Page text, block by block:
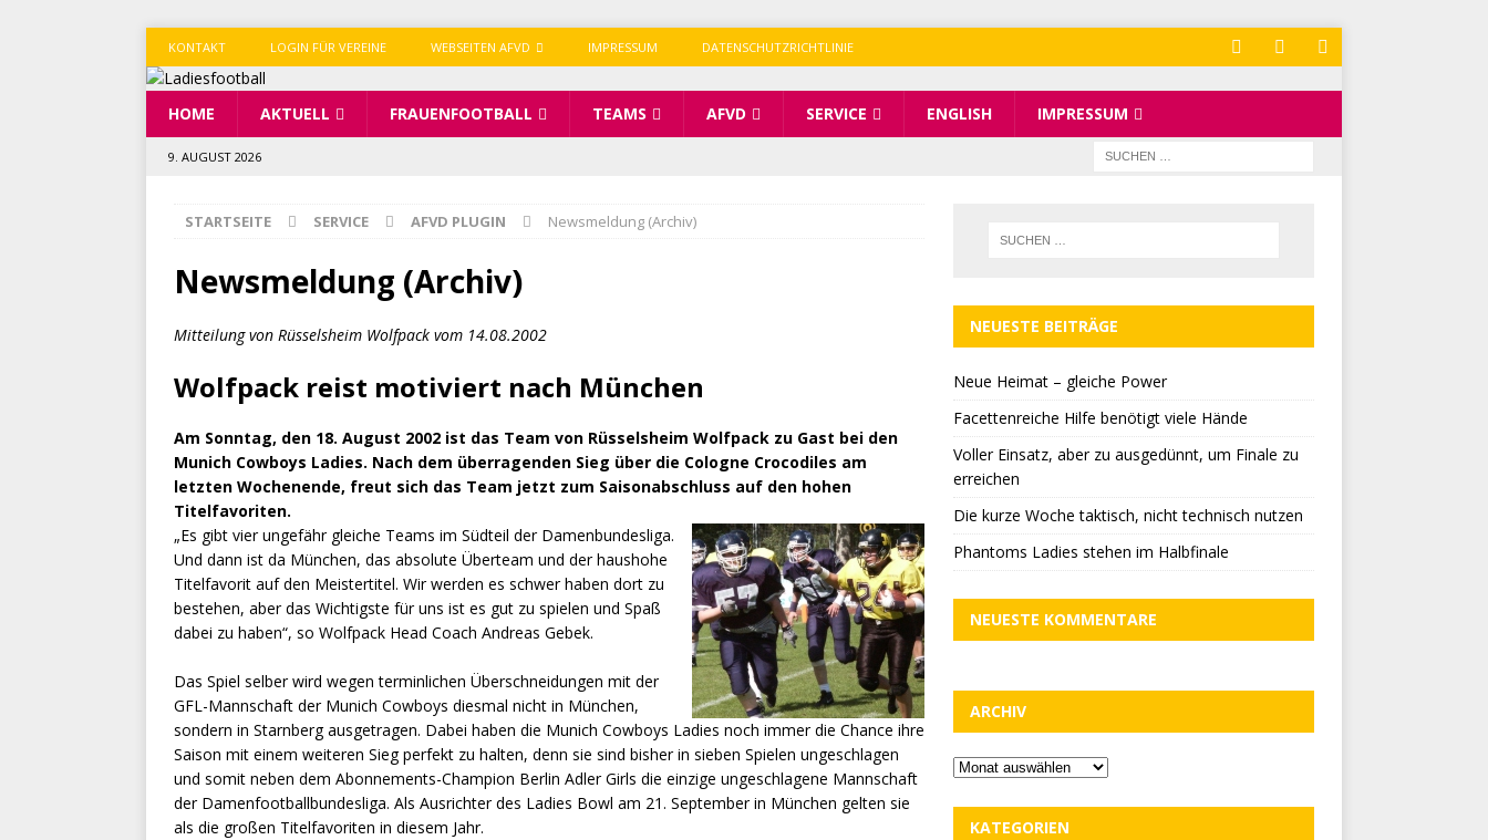
KONTAKT LOGIN FÜR VEREINE WEBSEITEN AFVD IMPRESSUM DATENSCHUTZRICHTLINIE
HOME AKTUELL FRAUENFOOTBALL TEAMS AFVD SERVICE ENGLISH IMPRESSUM
9. AUGUST 2026
STARTSEITE SERVICE AFVD PLUGIN Newsmeldung (Archiv)
Newsmeldung (Archiv)
Mitteilung von Rüsselsheim Wolfpack vom 14.08.2002
Wolfpack reist motiviert nach München
Am Sonntag, den 18. August 2002 ist das Team von Rüsselsheim Wolfpack zu Gast bei den
Munich Cowboys Ladies. Nach dem überragenden Sieg über die Cologne Crocodiles am
letzten Wochenende, freut sich das Team jetzt zum Saisonabschluss auf den hohen
Titelfavoriten.
„Es gibt vier ungefähr gleiche Teams im Südteil der Damenbundesliga.
Und dann ist da München, das absolute Überteam und der haushohe
Titelfavorit auf den Meistertitel. Wir werden es schwer haben dort zu
bestehen, aber das Wichtigste für uns ist es gut zu spielen und Spaß
dabei zu haben“, so Wolfpack Head Coach Andreas Gebek.
Das Spiel selber wird wegen terminlichen Überschneidungen mit der
GFL-Mannschaft der Munich Cowboys diesmal nicht in München,
sondern in Starnberg ausgetragen. Dabei haben die Munich Cowboys Ladies noch immer die Chance ihre
Saison mit einem weiteren Sieg perfekt zu halten, denn sie sind bisher in sieben Spielen ungeschlagen
und somit neben dem Abonnements-Champion Berlin Adler Girls die einzige ungeschlagene Mannschaft
der Damenfootballbundesliga. Als Ausrichter des Ladies Bowl am 21. September in München gelten sie
als die großen Titelfavoriten in diesem Jahr.
NEUESTE BEITRÄGE
Neue Heimat – gleiche Power
Facettenreiche Hilfe benötigt viele Hände
Voller Einsatz, aber zu ausgedünnt, um Finale zu
erreichen
Die kurze Woche taktisch, nicht technisch nutzen
Phantoms Ladies stehen im Halbfinale
NEUESTE KOMMENTARE
ARCHIV
KATEGORIEN